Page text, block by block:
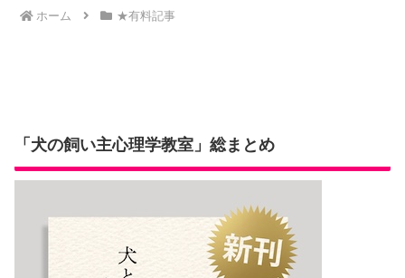
ホーム ★有料記事
「犬の飼い主心理学教室」総まとめ